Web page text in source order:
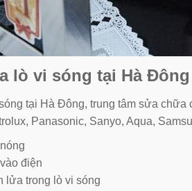
lò vi sóng tại Hà
tại Hà Đông, trung tâm sửa
Panasonic, Sanyo, Aqua,
điện
lửa trong lò vi sóng